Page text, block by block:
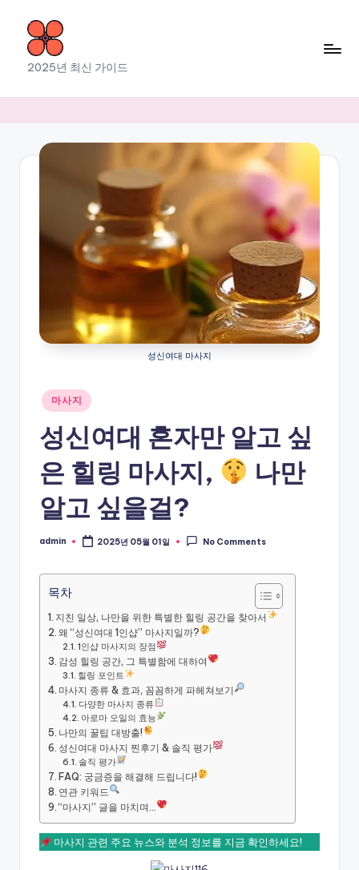
content
소
라
출
장
지
2025년 최신 가이드
성신여대 마사지
Posted
in
마사지
성신여대 혼자만 알고 싶
은 힐링 마사지,
나만
알고 싶을걸?
Posted
admin 2025년 05월 01일 No Comments
목차
지친 일상, 나만을 위한 특별한 힐링 공간을 찾아서
왜 “성신여대 1인샵” 마사지일까?
1인샵 마사지의 장점
감성 힐링 공간, 그 특별함에 대하여
힐링 포인트
마사지 종류 & 효과, 꼼꼼하게 파헤쳐보기
다양한 마사지 종류
아로마 오일의 효능
나만의 꿀팁 대방출!
성신여대 마사지 찐후기 & 솔직 평가
솔직 평가
FAQ: 궁금증을 해결해 드립니다!
연관 키워드
“마사지” 글을 마치며…
마사지 관련 주요 뉴스와 분석 정보를 지금 확인하세요!